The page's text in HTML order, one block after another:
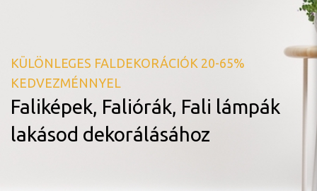
KÜLÖNLEGES FALDEKORÁCIÓK 20-65%
KEDVEZMÉNNYEL
Faliképek, Faliórák, Fali lámpák
lakásod dekorálásához